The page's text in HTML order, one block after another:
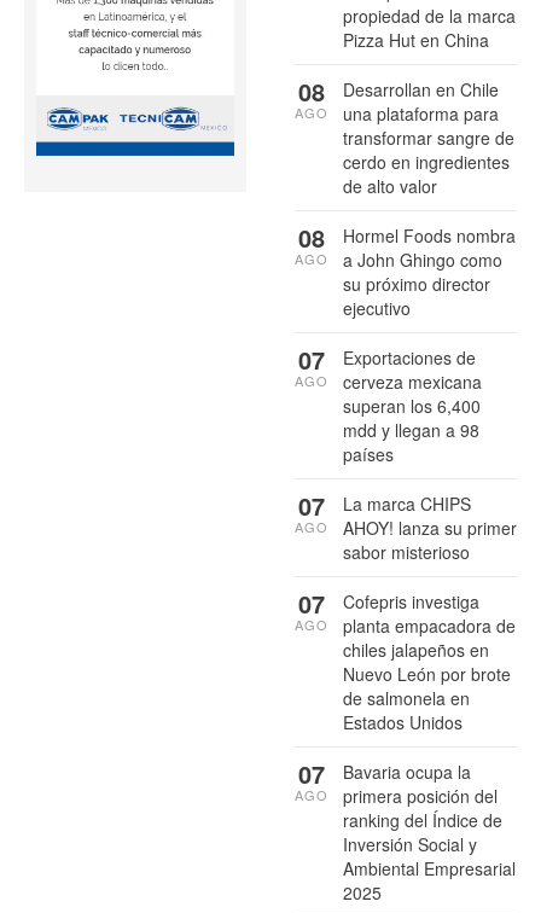
propiedad de la marca
Pizza Hut en China
Desarrollan en Chile
una plataforma para
transformar sangre de
cerdo en ingredientes
de alto valor
08
AGO
Hormel Foods nombra
a John Ghingo como
su próximo director
ejecutivo
08
AGO
Exportaciones de
cerveza mexicana
superan los 6,400
mdd y llegan a 98
países
07
AGO
La marca CHIPS
AHOY! lanza su primer
sabor misterioso
07
AGO
Cofepris investiga
planta empacadora de
chiles jalapeños en
Nuevo León por brote
de salmonela en
Estados Unidos
07
AGO
Bavaria ocupa la
primera posición del
ranking del Índice de
Inversión Social y
Ambiental Empresarial
2025
07
AGO